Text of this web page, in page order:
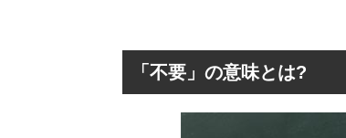
「不要」の意味とは?